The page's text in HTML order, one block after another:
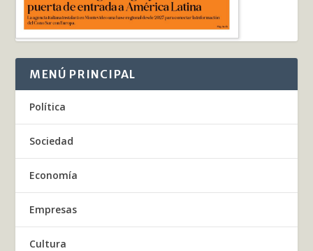
MENÚ PRINCIPAL
Política
Sociedad
Economía
Empresas
Cultura